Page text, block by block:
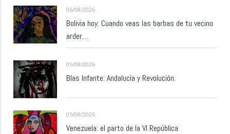
06/08/2026
Bolivia hoy: Cuando veas las barbas de tu vecino
arder…
05/08/2026
Blas Infante: Andalucía y Revolución.
05/08/2026
Venezuela: el parto de la VI República